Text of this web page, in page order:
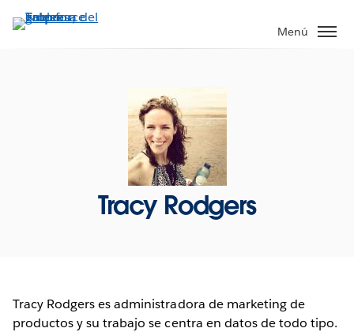
Menú
Tracy Rodgers
Tracy Rodgers es administradora de marketing de
productos y su trabajo se centra en datos de todo tipo.